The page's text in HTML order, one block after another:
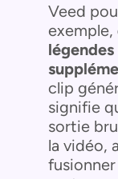
Veed
exemple,
clip
signifie
sortie
la vidéo,